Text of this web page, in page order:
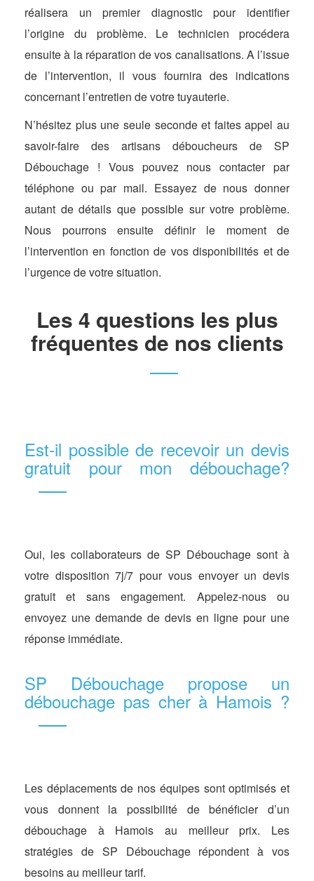
réalisera un premier diagnostic pour identifier
l’origine du problème. Le technicien procédera
ensuite à la réparation de vos canalisations. A l’issue
de l’intervention, il vous fournira des indications
concernant l’entretien de votre tuyauterie.
N’hésitez plus une seule seconde et faites appel au
savoir-faire des artisans déboucheurs de SP
Débouchage ! Vous pouvez nous contacter par
téléphone ou par mail. Essayez de nous donner
autant de détails que possible sur votre problème.
Nous pourrons ensuite définir le moment de
l’intervention en fonction de vos disponibilités et de
l’urgence de votre situation.
Les 4 questions les plus
fréquentes de nos clients
Est-il possible de recevoir un devis
gratuit pour mon débouchage?
Oui, les collaborateurs de SP Débouchage sont à
votre disposition 7j/7 pour vous envoyer un devis
gratuit et sans engagement. Appelez-nous ou
envoyez une demande de devis en ligne pour une
réponse immédiate.
SP Débouchage propose un
débouchage pas cher à Hamois ?
Les déplacements de nos équipes sont optimisés et
vous donnent la possibilité de bénéficier d’un
débouchage à Hamois au meilleur prix. Les
stratégies de SP Débouchage répondent à vos
besoins au meilleur tarif.